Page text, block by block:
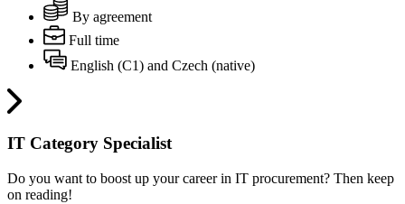
By agreement
Full time
English (C1) and Czech (native)
IT Category Specialist
Do you want to boost up your career in IT procurement? Then keep
on reading!